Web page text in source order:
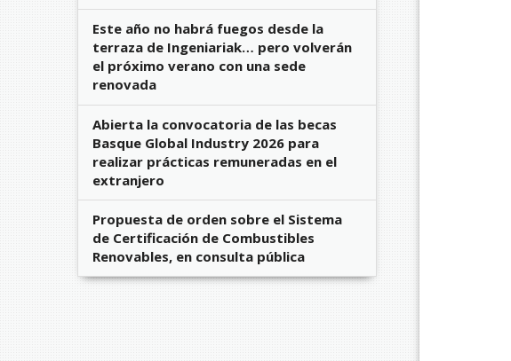
Este año no habrá fuegos desde la
terraza de Ingeniariak… pero volverán
el próximo verano con una sede
renovada
Abierta la convocatoria de las becas
Basque Global Industry 2026 para
realizar prácticas remuneradas en el
extranjero
Propuesta de orden sobre el Sistema
de Certificación de Combustibles
Renovables, en consulta pública